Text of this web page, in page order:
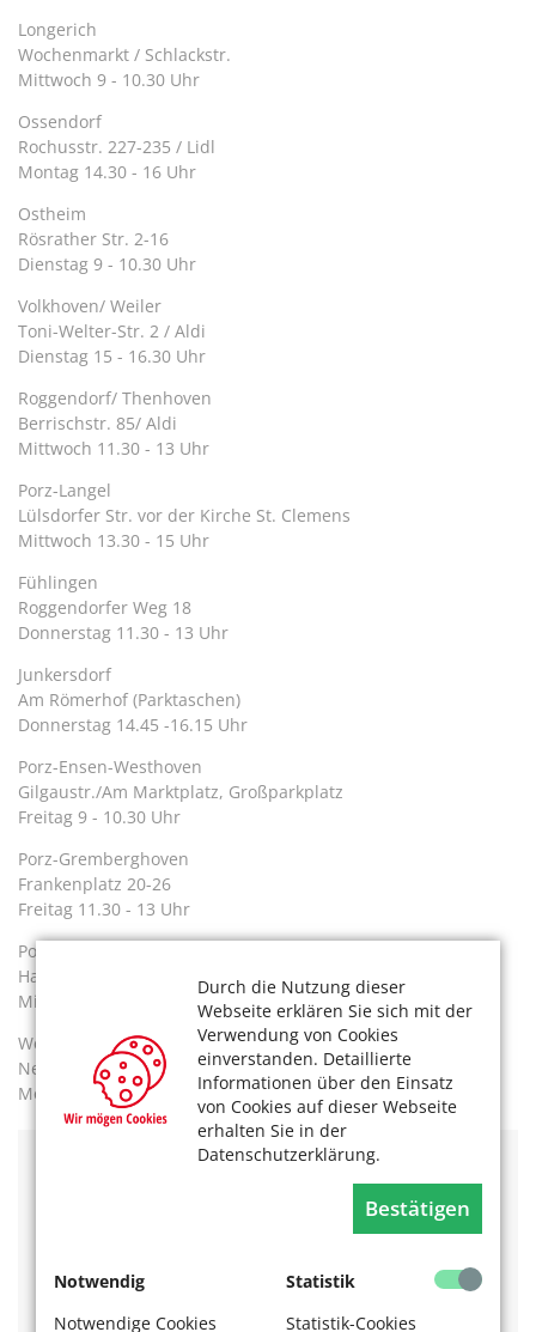
Durch die Nutzung dieser
Webseite erklären Sie sich mit der
Verwendung von Cookies
einverstanden. Detaillierte
Informationen über den Einsatz
von Cookies auf dieser Webseite
erhalten Sie in der
Datenschutzerklärung.
Bestätigen
Notwendig
Notwendige Cookies
Statistik
Statistik-Cookies
Longerich
Wochenmarkt / Schlackstr.
Mittwoch 9 - 10.30 Uhr
Ossendorf
Rochusstr. 227-235 / Lidl
Montag 14.30 - 16 Uhr
Ostheim
Rösrather Str. 2-16
Dienstag 9 - 10.30 Uhr
Volkhoven/ Weiler
Toni-Welter-Str. 2 / Aldi
Dienstag 15 - 16.30 Uhr
Roggendorf/ Thenhoven
Berrischstr. 85/ Aldi
Mittwoch 11.30 - 13 Uhr
Porz-Langel
Lülsdorfer Str. vor der Kirche St. Clemens
Mittwoch 13.30 - 15 Uhr
Fühlingen
Roggendorfer Weg 18
Donnerstag 11.30 - 13 Uhr
Junkersdorf
Am Römerhof (Parktaschen)
Donnerstag 14.45 -16.15 Uhr
Porz-Ensen-Westhoven
Gilgaustr./Am Marktplatz, Großparkplatz
Freitag 9 - 10.30 Uhr
Porz-Gremberghoven
Frankenplatz 20-26
Freitag 11.30 - 13 Uhr
Porz-Zündorf
Hauptstr./ Edeka-Markt
Mittwoch 9 - 12 Uhr
Weidenpesch
Neusser Str. 541
Montag 9 - 10.30 Uhr
Mehr zum Thema Mobilität? Das könnte Sie
auch interessieren:
E-Bikes, Pedelecs und Lastenräder in Köln